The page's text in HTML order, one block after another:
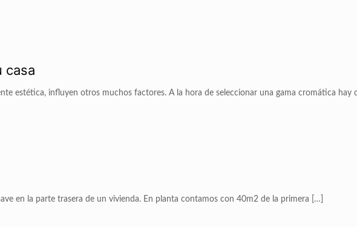
casa
estética, influyen otros muchos factores. A la hora de seleccionar una gama cromática hay
en la parte trasera de un vivienda. En planta contamos con 40m2 de la primera […]